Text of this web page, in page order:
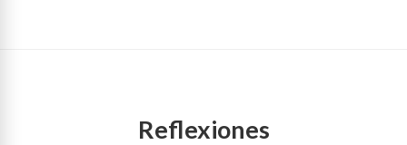
Reflexiones